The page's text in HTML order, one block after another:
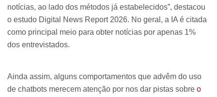
notícias, ao lado dos métodos já estabelecidos”, destacou
o estudo Digital News Report 2026. No geral, a IA é citada
como principal meio para obter notícias por apenas 1%
dos entrevistados.
Ainda assim, alguns comportamentos que advêm do uso
de chatbots merecem atenção por nos dar pistas sobre o